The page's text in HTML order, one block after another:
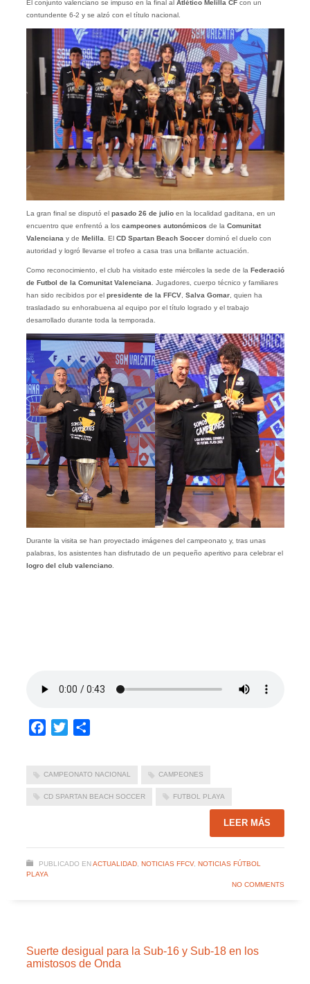
El conjunto valenciano se impuso en la final al Atlético Melilla CFcon un
contundente 6-2 y se alzó con el título nacional.
La gran final se disputó el pasado 26 de julio en la localidad gaditana, en un
encuentro que enfrentó a los campeones autonómicos de la Comunitat
Valencianay de Melilla. El CD Spartan Beach Soccerdominó el duelo con
autoridad y logró llevarse el trofeo a casa tras una brillante actuación.
Como reconocimiento, el club ha visitado este miércoles la sede de la Federació
de Futbol de la Comunitat Valenciana. Jugadores, cuerpo técnico y familiares
han sido recibidos por el presidente de la FFCV, Salva Gomar, quien ha
trasladado su enhorabuena al equipo por el título logrado y el trabajo
desarrollado durante toda la temporada.
Durante la visita se han proyectado imágenes del campeonato y, tras unas
palabras, los asistentes han disfrutado de un pequeño aperitivo para celebrar el
logro del club valenciano.
Facebook
Twitter
CAMPEONATO NACIONAL CAMPEONES
CD SPARTAN BEACH SOCCER FUTBOL PLAYA
LEER MÁS
PUBLICADO EN ACTUALIDAD, NOTICIAS FFCV, NOTICIAS FÚTBOL
PLAYA
NO COMMENTS
Suerte desigual para la Sub-16 y Sub-18 en los
amistosos de Onda